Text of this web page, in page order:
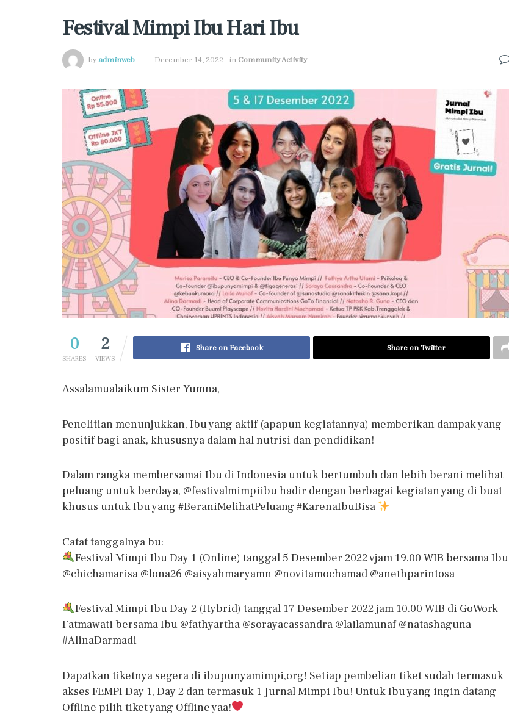
Festival Mimpi Ibu Hari Ibu
by adminweb December 14, 2022 in Community Activity
0
SHARES
2
VIEWS
Share on Facebook Share on Twitter
Assalamualaikum Sister Yumna,
Penelitian menunjukkan, Ibu yang aktif (apapun kegiatannya) memberikan dampak yang
positif bagi anak, khususnya dalam hal nutrisi dan pendidikan!
Dalam rangka membersamai Ibu di Indonesia untuk bertumbuh dan lebih berani melihat
peluang untuk berdaya, @festivalmimpiibu hadir dengan berbagai kegiatan yang di buat
khusus untuk Ibu yang #BeraniMelihatPeluang #KarenaIbuBisa
Catat tanggalnya bu:
Festival Mimpi Ibu Day 1 (Online) tanggal 5 Desember 2022 vjam 19.00 WIB bersama Ibu
@chichamarisa @lona26 @aisyahmaryamn @novitamochamad @anethparintosa
Festival Mimpi Ibu Day 2 (Hybrid) tanggal 17 Desember 2022 jam 10.00 WIB di GoWork
Fatmawati bersama Ibu @fathyartha @sorayacassandra @lailamunaf @natashaguna
#AlinaDarmadi
Dapatkan tiketnya segera di ibupunyamimpi,org! Setiap pembelian tiket sudah termasuk
akses FEMPI Day 1, Day 2 dan termasuk 1 Jurnal Mimpi Ibu! Untuk Ibu yang ingin datang
Offline pilih tiket yang Offline yaa!